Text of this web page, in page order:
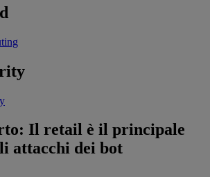
Il retail è il principale
attacchi dei bot